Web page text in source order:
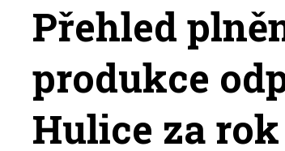
Přehled
produkce
Hulice za rok